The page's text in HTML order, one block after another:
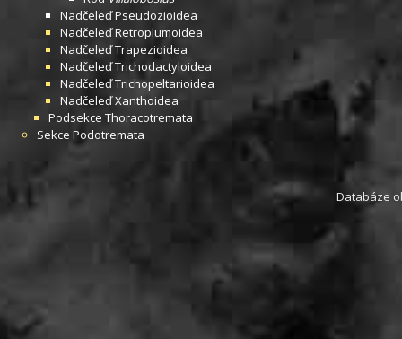
NadčeleďPseudozioidea
NadčeleďRetroplumoidea
NadčeleďTrapezioidea
NadčeleďTrichodactyloidea
NadčeleďTrichopeltarioidea
NadčeleďXanthoidea
Podsekce Thoracotremata
Sekce Podotremata
Databáze